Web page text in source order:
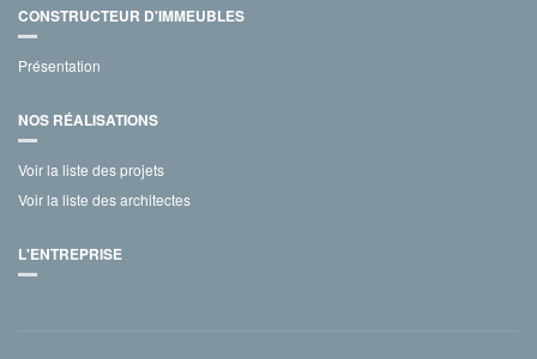
CONSTRUCTEUR D'IMMEUBLES
Présentation
NOS RÉALISATIONS
Voir la liste des projets
Voir la liste des architectes
L'ENTREPRISE